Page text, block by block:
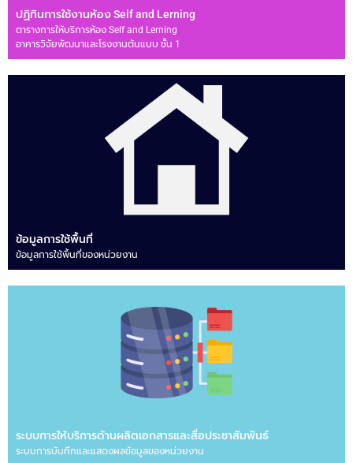
ปฏิทินการใช้งานห้อง Self and Lerning
ตารางการให้บริการห้อง Self and Lerning
อาคารวิจัยพัฒนาและโรงงานต้นแบบ ชั้น 1
ข้อมูลการใช้พื้นที่
ข้อมูลการใช้พื้นที่ของหน่วยงาน
ระบบการให้บริการด้านผลิตเอกสารและสื่อประชาสัมพันธ์
ระบบการบันทึกและแสดงผลข้อมูลของหน่วยงาน